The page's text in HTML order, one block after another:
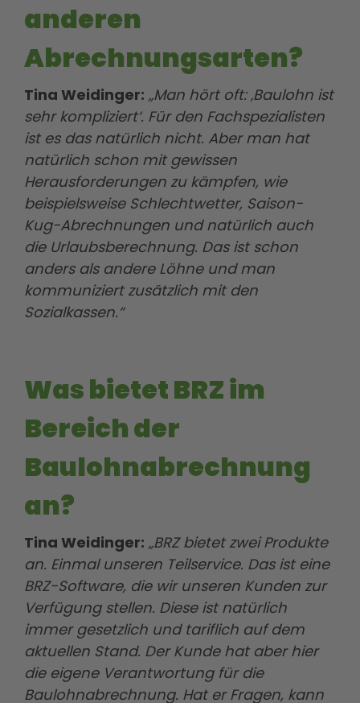
anderen
Abrechnungsarten?
Tina Weidinger: „Man hört oft: ‚Baulohn ist
sehr kompliziert‘. Für den Fachspezialisten
ist es das natürlich nicht. Aber man hat
natürlich schon mit gewissen
Herausforderungen zu kämpfen, wie
beispielsweise Schlechtwetter, Saison-
Kug-Abrechnungen und natürlich auch
die Urlaubsberechnung. Das ist schon
anders als andere Löhne und man
kommuniziert zusätzlich mit den
Sozialkassen.“
Was bietet BRZ im
Bereich der
Baulohnabrechnung
an?
Tina Weidinger: „BRZ bietet zwei Produkte
an. Einmal unseren Teilservice. Das ist eine
BRZ-Software, die wir unseren Kunden zur
Verfügung stellen. Diese ist natürlich
immer gesetzlich und tariflich auf dem
aktuellen Stand. Der Kunde hat aber hier
die eigene Verantwortung für die
Baulohnabrechnung. Hat er Fragen, kann